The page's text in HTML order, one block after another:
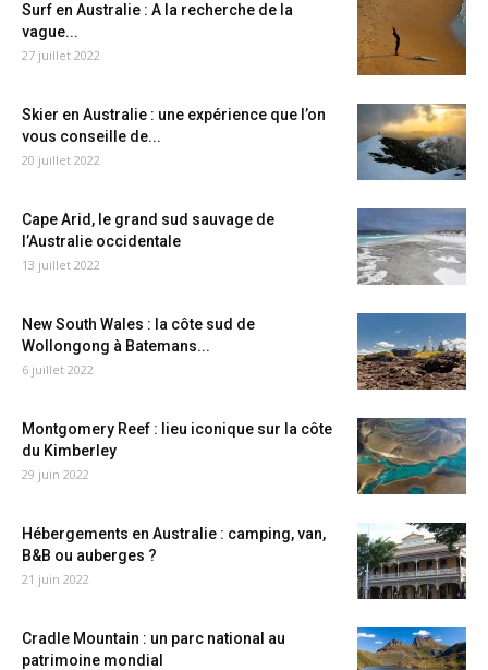
Surf en Australie : A la recherche de la
vague...
27 juillet 2022
Skier en Australie : une expérience que l’on
vous conseille de...
20 juillet 2022
Cape Arid, le grand sud sauvage de
l’Australie occidentale
13 juillet 2022
New South Wales : la côte sud de
Wollongong à Batemans...
6 juillet 2022
Montgomery Reef : lieu iconique sur la côte
du Kimberley
29 juin 2022
Hébergements en Australie : camping, van,
B&B ou auberges ?
21 juin 2022
Cradle Mountain : un parc national au
patrimoine mondial